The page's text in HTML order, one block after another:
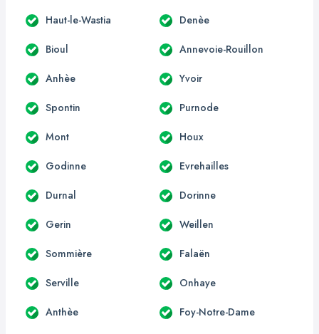
Haut-le-Wastia Denèe
Bioul Annevoie-Rouillon
Anhèe Yvoir
Spontin Purnode
Mont Houx
Godinne Evrehailles
Durnal Dorinne
Gerin Weillen
Sommière Falaën
Serville Onhaye
Anthèe Foy-Notre-Dame